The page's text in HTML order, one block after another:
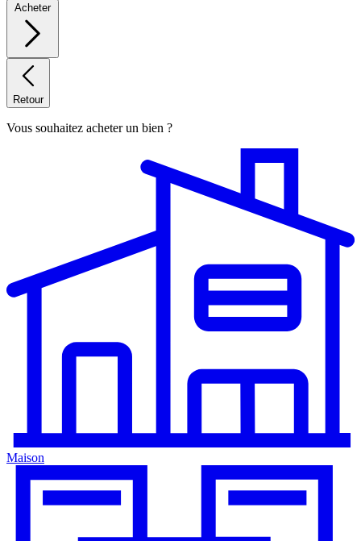
Acheter
Retour
Vous souhaitez acheter un bien ?
Maison